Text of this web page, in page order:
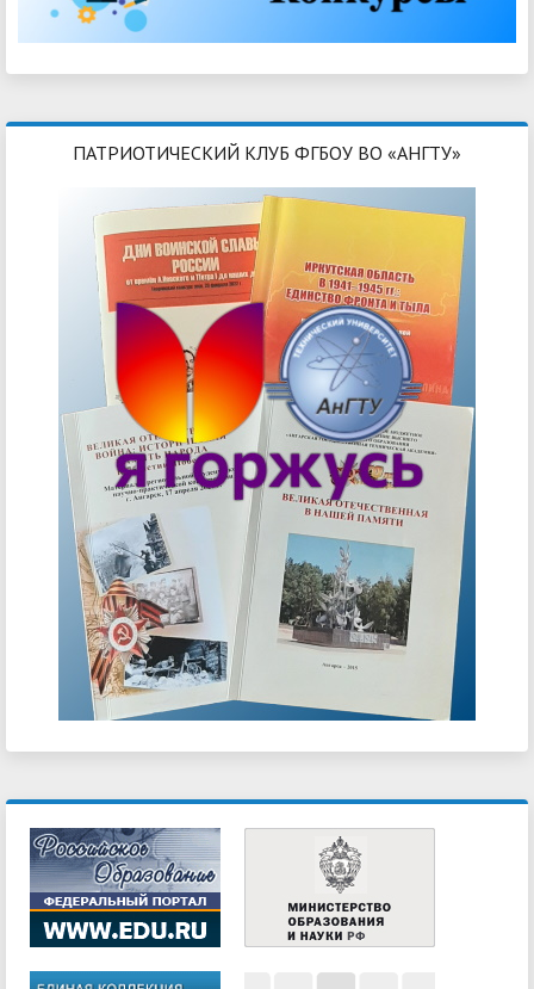
ПАТРИОТИЧЕСКИЙ КЛУБ ФГБОУ ВО «АНГТУ»